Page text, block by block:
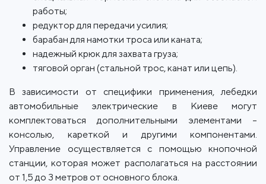
работы;
редуктор для передачи усилия;
барабан для намотки троса или каната;
надежный крюк для захвата груза;
тяговой орган (стальной трос, канат или цепь).
В зависимости от специфики применения, лебедки
автомобильные электрические в Киеве могут
комплектоваться дополнительными элементами –
консолью, кареткой и другими компонентами.
Управление осуществляется с помощью кнопочной
станции, которая может располагаться на расстоянии
от 1,5 до 3 метров от основного блока.